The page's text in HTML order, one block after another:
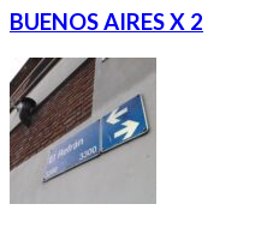
BUENOS AIRES X 2